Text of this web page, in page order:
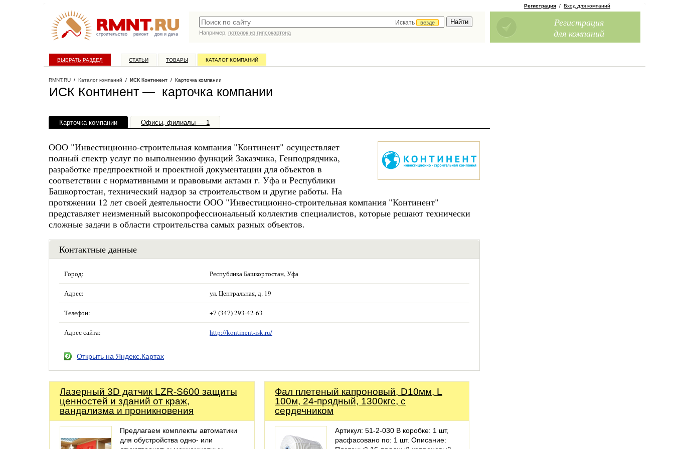
строительство ремонт дом и дача
Искать
везде
Например, потолок из гипсокартона
Регистрация / Вход для компаний
Регистрация
для компаний
ВЫБРАТЬ РАЗДЕЛ СТАТЬИ ТОВАРЫ КАТАЛОГ КОМПАНИЙ
RMNT.RU / Каталог компаний / ИСК Континент / Карточка компании
ИСК Континент — карточка компании
Карточка компании Офисы, филиалы — 1
ООО "Инвестиционно-строительная компания "Континент" осуществляет
полный спектр услуг по выполнению функций Заказчика, Генподрядчика,
разработке предпроектной и проектной документации для объектов в
соответствии с нормативными и правовыми актами г. Уфа и Республики
Башкортостан, технический надзор за строительством и другие работы. На
протяжении 12 лет своей деятельности ООО "Инвестиционно-строительная компания "Континент"
представляет неизменный высокопрофессиональный коллектив специалистов, которые решают технически
сложные задачи в области строительства самых разных объектов.
Контактные данные
Город: Республика Башкортостан, Уфа
Адрес: ул. Центральная, д. 19
Телефон: +7 (347) 293-42-63
Адрес сайта: http://kontinent-isk.ru/
Открыть на Яндекс.Картах
Лазерный 3D датчик LZR-S600 защиты
ценностей и зданий от краж,
вандализма и проникновения
Предлагаем комплекты автоматики
для обустройства одно- или
Фал плетеный капроновый, D10мм, L
100м, 24-прядный, 1300кгс, с
сердечником
Артикул: 51-2-030 В коробке: 1 шт,
расфасовано по: 1 шт. Описание: